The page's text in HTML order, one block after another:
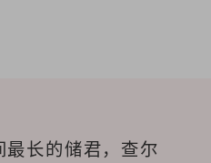
长的储君，查尔